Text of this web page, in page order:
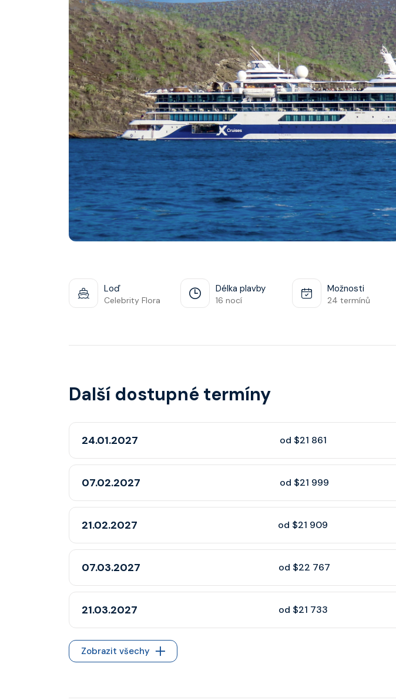
Loď
Celebrity Flora
Délka plavby
16 nocí
Možnosti
24 termínů
Další dostupné termíny
24.01.2027 od $21 861
07.02.2027 od $21 999
21.02.2027 od $21 909
07.03.2027 od $22 767
21.03.2027 od $21 733
Zobrazit všechy